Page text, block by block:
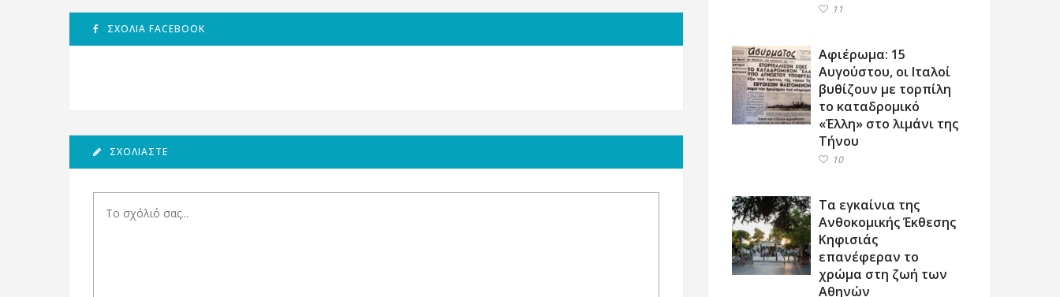
ΣΧΌΛΙΑ FACEBOOK
ΣΧΟΛΙΆΣΤΕ
11
Αφιέρωμα: 15
Αυγούστου, οι Ιταλοί
βυθίζουν με τορπίλη
το καταδρομικό
«Έλλη» στο λιμάνι της
Τήνου
10
Τα εγκαίνια της
Ανθοκομικής Έκθεσης
Κηφισιάς
επανέφεραν το
χρώμα στη ζωή των
Αθηνών